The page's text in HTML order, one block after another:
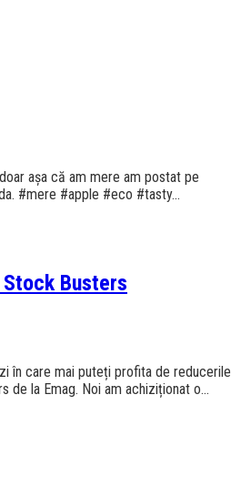
așa că am mere am postat pe
#mere #apple #eco #tasty...
Busters
în care mai puteți profita de reducerile
de la Emag. Noi am achiziționat o...